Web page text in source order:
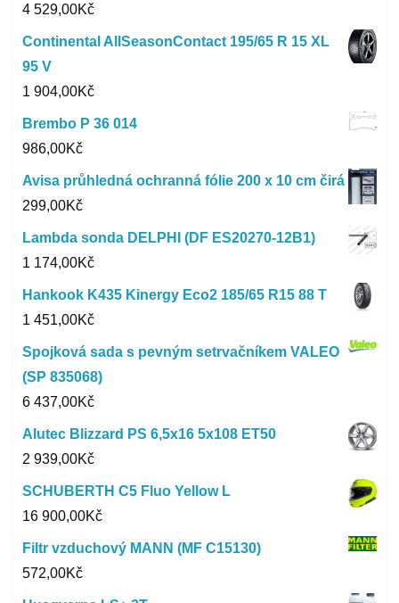
4 529,00Kč
Continental AllSeasonContact 195/65 R 15 XL
95 V
1 904,00Kč
Brembo P 36 014
986,00Kč
Avisa průhledná ochranná fólie 200 x 10 cm čirá
299,00Kč
Lambda sonda DELPHI (DF ES20270-12B1)
1 174,00Kč
Hankook K435 Kinergy Eco2 185/65 R15 88 T
1 451,00Kč
Spojková sada s pevným setrvačníkem VALEO
(SP 835068)
6 437,00Kč
Alutec Blizzard PS 6,5x16 5x108 ET50
2 939,00Kč
SCHUBERTH C5 Fluo Yellow L
16 900,00Kč
Filtr vzduchový MANN (MF C15130)
572,00Kč